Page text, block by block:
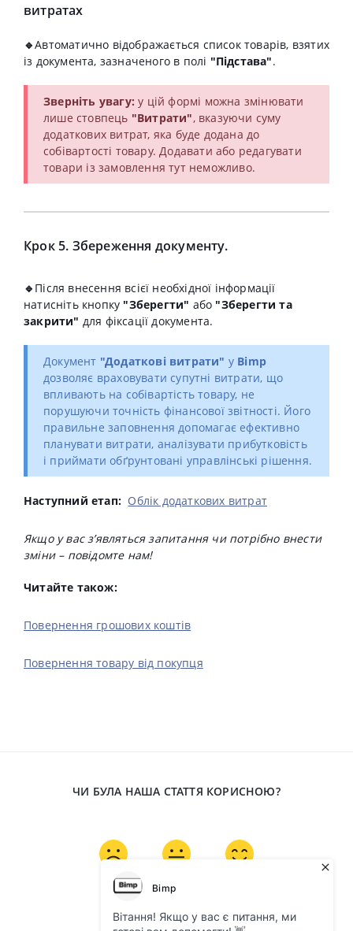
витратах
🔹Автоматично відображається список товарів, взятих
із документа, зазначеного в полі "Підстава".
Зверніть увагу: у цій формі можна змінювати
лише стовпець "Витрати", вказуючи суму
додаткових витрат, яка буде додана до
собівартості товару. Додавати або редагувати
товари із замовлення тут неможливо.
Крок 5. Збереження документу.
🔹 Після внесення всієї необхідної інформації
натисніть кнопку "Зберегти" або "Зберегти та
закрити" для фіксації документа.
Документ "Додаткові витрати" у Bimp
дозволяє враховувати супутні витрати, що
впливають на собівартість товару, не
порушуючи точність фінансової звітності. Його
правильне заповнення допомагає ефективно
планувати витрати, аналізувати прибутковість
і приймати обґрунтовані управлінські рішення.
Наступний етап: Облік додаткових витрат
Якщо у вас з’являться запитання чи потрібно внести
зміни – повідомте нам!
Читайте також:
Повернення грошових коштів
Повернення товару від покупця
ЧИ БУЛА НАША СТАТТЯ КОРИСНОЮ?